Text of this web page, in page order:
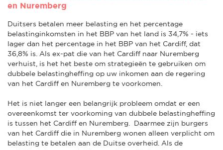
en Nuremberg
Duitsers betalen meer belasting en het percentage
belastinginkomsten in het BBP van het land is 34,7% - iets
lager dan het percentage in het BBP van het Cardiff, dat
36,8% is. Als ex-pat die van het Cardiff naar Nuremberg
verhuist, is het het beste om strategieën te gebruiken om
dubbele belastingheffing op uw inkomen aan de regering
van het Cardiff en Nuremberg te voorkomen.
Het is niet langer een belangrijk probleem omdat er een
overeenkomst ter voorkoming van dubbele belastingheffing
is tussen het Cardiff en Nuremberg. Daarmee zijn burgers
van het Cardiff die in Nuremberg wonen alleen verplicht om
belasting te betalen aan de Duitse overheid. Als de